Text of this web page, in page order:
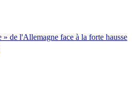
» de l'Allemagne face à la forte hausse